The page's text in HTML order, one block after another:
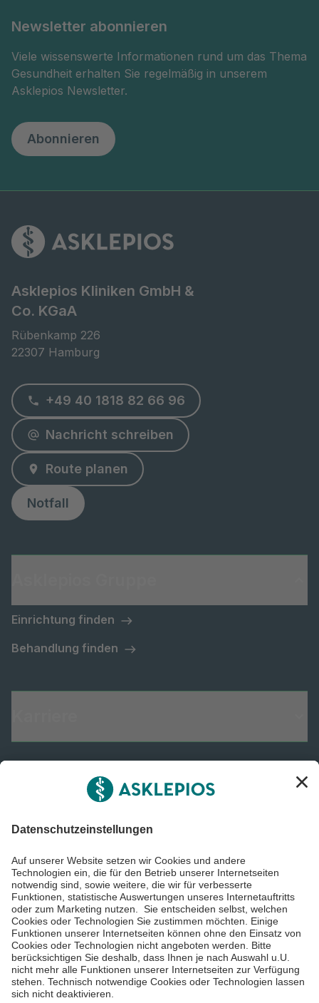
Newsletter abonnieren
Viele wissenswerte Informationen rund um das Thema
Gesundheit erhalten Sie regelmäßig in unserem
Asklepios Newsletter.
Abonnieren
Asklepios Kliniken GmbH &
Co. KGaA
Rübenkamp 226
22307 Hamburg
+49 40 1818 82 66 96
Nachricht schreiben
Route planen
Notfall
Einrichtung finden
Behandlung finden
Informiert bleiben
Impressum
Datenschutzinformationen
Barrierefreiheit